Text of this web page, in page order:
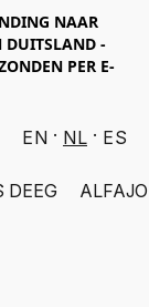
NAAR
DUITSLAND -
PER E-
EN NL ES
DEEG